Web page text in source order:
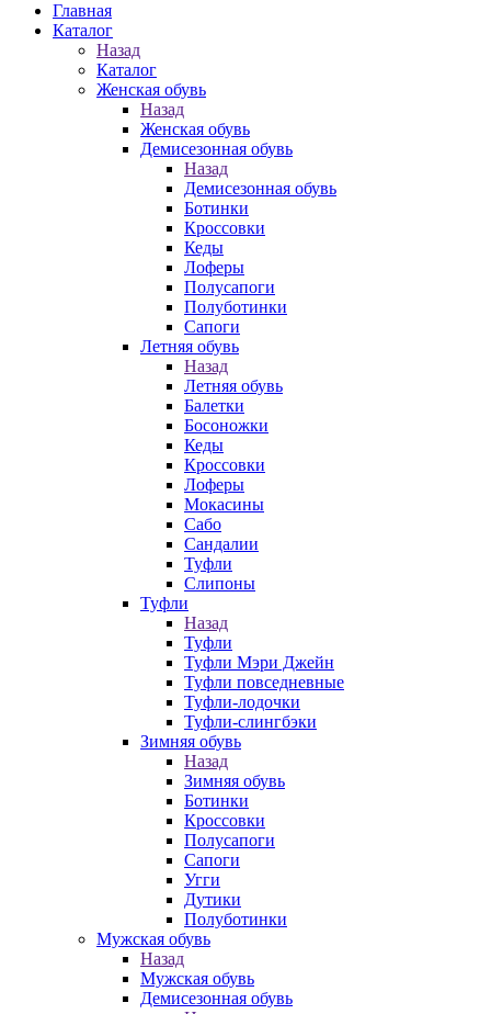
Главная
Каталог
Назад
Каталог
Женская обувь
Назад
Женская обувь
Демисезонная обувь
Назад
Демисезонная обувь
Ботинки
Кроссовки
Кеды
Лоферы
Полусапоги
Полуботинки
Сапоги
Летняя обувь
Назад
Летняя обувь
Балетки
Босоножки
Кеды
Кроссовки
Лоферы
Мокасины
Сабо
Сандалии
Туфли
Слипоны
Туфли
Назад
Туфли
Туфли Мэри Джейн
Туфли повседневные
Туфли-лодочки
Туфли-слингбэки
Зимняя обувь
Назад
Зимняя обувь
Ботинки
Кроссовки
Полусапоги
Сапоги
Угги
Дутики
Полуботинки
Мужская обувь
Назад
Мужская обувь
Демисезонная обувь